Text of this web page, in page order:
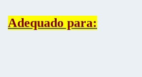
Adequado para: